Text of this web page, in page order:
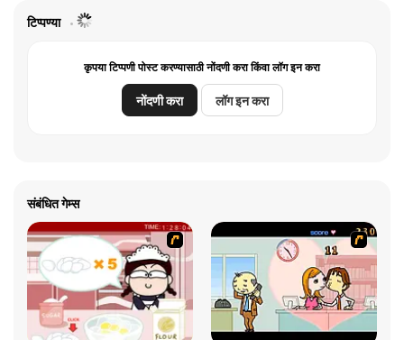
टिप्पण्या
कृपया टिप्पणी पोस्ट करण्यासाठी नोंदणी करा किंवा लॉग इन करा
नोंदणी करा लॉग इन करा
संबंधित गेम्स